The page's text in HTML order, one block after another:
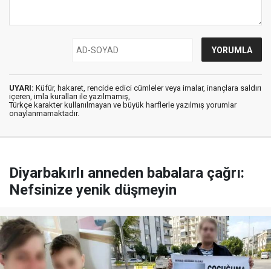
UYARI: Küfür, hakaret, rencide edici cümleler veya imalar, inançlara saldırı
içeren, imla kuralları ile yazılmamış,
Türkçe karakter kullanılmayan ve büyük harflerle yazılmış yorumlar
onaylanmamaktadır.
Diyarbakırlı anneden babalara çağrı:
Nefsinize yenik düşmeyin